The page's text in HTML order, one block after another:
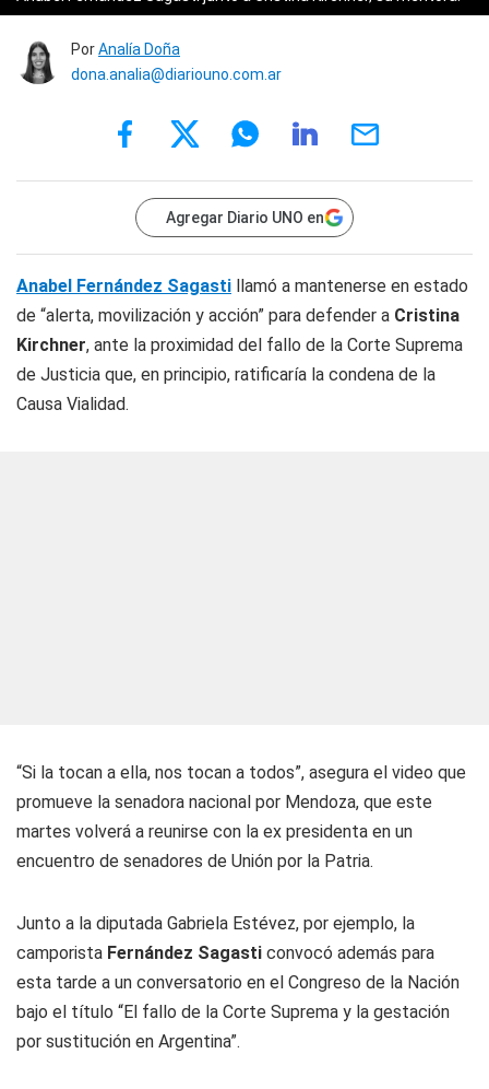
PorAnalía Doña
dona.analia@diariouno.com.ar
Agregar Diario UNO en
Anabel Fernández Sagasti llamó a mantenerse en estado
de “alerta, movilización y acción” para defender a Cristina
Kirchner, ante la proximidad del fallo de la Corte Suprema
de Justicia que, en principio, ratificaría la condena de la
Causa Vialidad.
“Si la tocan a ella, nos tocan a todos”, asegura el video que
promueve la senadora nacional por Mendoza, que este
martes volverá a reunirse con la ex presidenta en un
encuentro de senadores de Unión por la Patria.
Junto a la diputada Gabriela Estévez, por ejemplo, la
camporista Fernández Sagasti convocó además para
esta tarde a un conversatorio en el Congreso de la Nación
bajo el título “El fallo de la Corte Suprema y la gestación
por sustitución en Argentina”.